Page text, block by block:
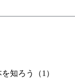
知ろう（1）